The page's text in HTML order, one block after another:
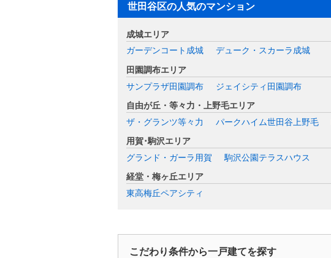
世田谷区の人気のマンション
成城エリア
ガーデンコート成城
デューク・スカーラ成城
田園調布エリア
サンプラザ田園調布
ジェイシティ田園調布
自由が丘・等々力・上野毛エリア
ザ・グランツ等々力
パークハイム世田谷上野毛
用賀･駒沢エリア
グランド・ガーラ用賀
駒沢公園テラスハウス
経堂・梅ヶ丘エリア
東高梅丘ペアシティ
こだわり条件から一戸建てを探す